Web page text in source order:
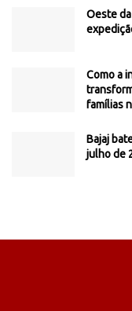
Oeste
Como a
famílias
Bajaj
julho de